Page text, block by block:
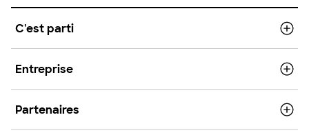
C'est parti
Entreprise
Partenaires